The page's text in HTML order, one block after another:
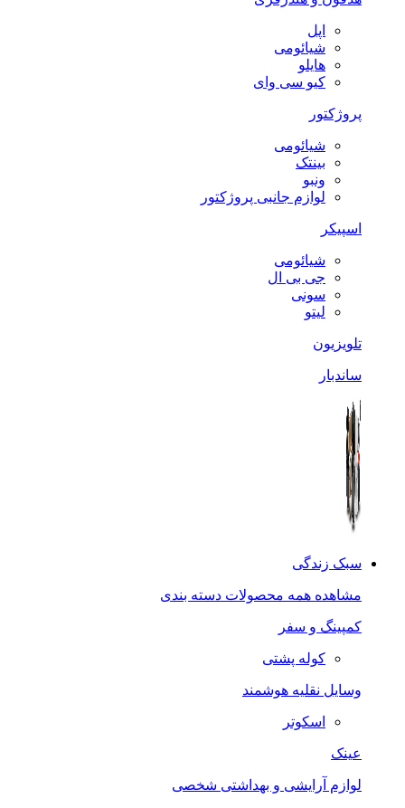
اپل
شیائومی
هایلو
کیو سی وای
پروژکتور
شیائومی
بینتک
ونبو
لوازم جانبی پروژکتور
اسپیکر
شیائومی
جی بی ال
سونی
لیتو
تلویزیون
ساندبار
سبک زندگی
مشاهده همه محصولات دسته بندی
کمپینگ و سفر
کوله پشتی
وسایل نقلیه هوشمند
اسکوتر
عینک
لوازم آرایشی و بهداشتی شخصی